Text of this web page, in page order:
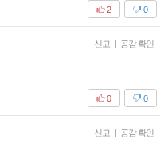
0
2
신고 | 공감 확인
0
0
신고 | 공감 확인